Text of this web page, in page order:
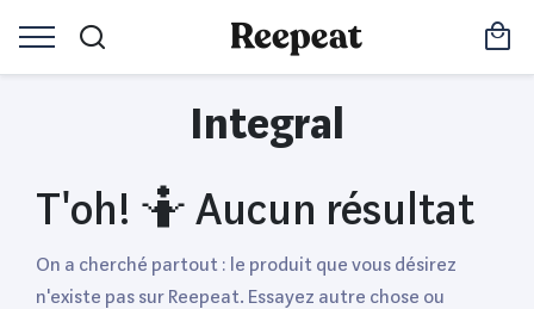
Integral
T'oh! 🤷 Aucun résultat
On a cherché partout : le produit que vous désirez
n'existe pas sur Reepeat. Essayez autre chose ou